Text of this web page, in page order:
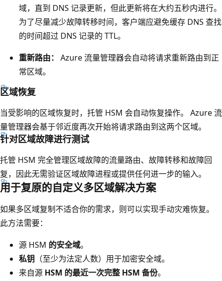
。
个
容
器
包
含
F
P
S
域，直到 DNS 记录更新，但此更新将在大约五秒内进行。
为了尽量减少故障转移时间，客户端应避免缓存 DNS 查找
的时间超过 DNS 记录的 TTL。
重新路由：
Azure 流量管理器会自动将请求重新路由到正
常区域。
区域恢复
当受影响的区域恢复时，托管 HSM 会自动恢复操作。 Azure 流
量管理器会基于邻近度再次开始将请求路由到这两个区域。
针对区域故障进行测试
托管 HSM 完全管理区域故障的流量路由、故障转移和故障回
复，因此无需验证区域故障进程或提供任何进一步的输入。
用于复原的自定义多区域解决方案
如果多区域复制不适合你的需求，则可以实现手动灾难恢复。
此方法需要：
源 HSM 的安全域。
私钥 （至少为法定人数）用于加密安全域。
来自源 HSM 的最近一次完整 HSM 备份。